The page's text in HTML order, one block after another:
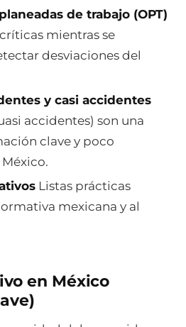
de trabajo (OPT)
mientras se
desviaciones del
y casi accidentes
accidentes) son una
clave y poco
Listas prácticas
mexicana y al
en México